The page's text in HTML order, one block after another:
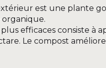
est une plante
organique.
efficaces consiste
Le compost améliore